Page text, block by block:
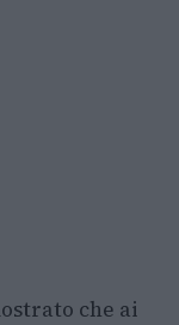
che ai